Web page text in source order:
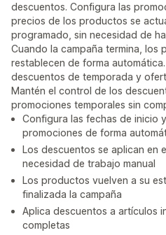
descuentos. Configura las
precios de los productos se
programado, sin necesidad de
Cuando la campaña termina, los
restablecen de forma
descuentos de temporada y
Mantén el control de los
promociones temporales sin
Configura las fechas de inicio
promociones de forma
Los descuentos se aplican en
necesidad de trabajo manual
Los productos vuelven a su
finalizada la campaña
Aplica descuentos a artículos
completas